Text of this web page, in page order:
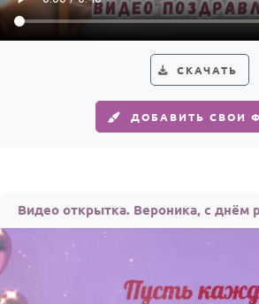
СКАЧАТЬ
ДОБАВИТЬ СВОИ
Видео открытка. Вероника, с днём